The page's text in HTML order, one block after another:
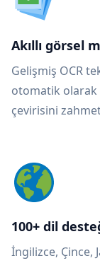
Akıllı görsel
Gelişmiş OCR
otomatik olarak
çevirisini
100+ dil
İngilizce, Çince,